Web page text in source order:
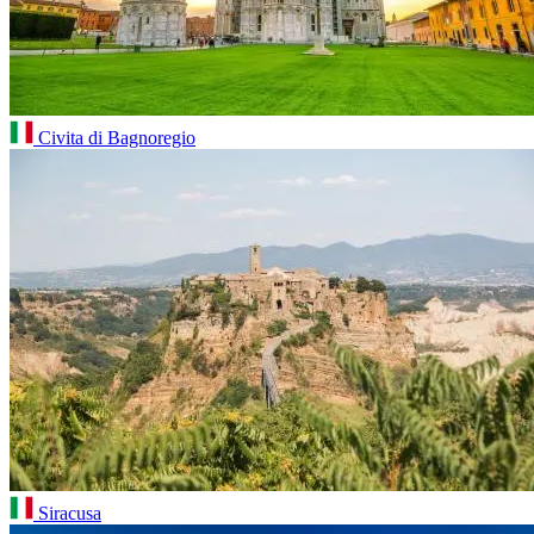
Civita di Bagnoregio
Siracusa